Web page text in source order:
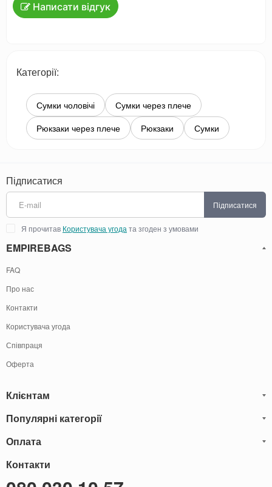
Написати відгук
Категорії:
Сумки чоловічі
Сумки через плече
Рюкзаки через плече
Рюкзаки Сумки
Підписатися
Підписатися
Я прочитав Користувача угода та згоден з умовами
EMPIREBAGS
FAQ
Про нас
Контакти
Користувача угода
Співпраця
Оферта
Клієнтам
Блог
Обмін та Повернення
Популярні категорії
Чоловічі шкіряні сумки
Саквояжі
Оплата
Оплату товарів можна
здійснити
Контакти